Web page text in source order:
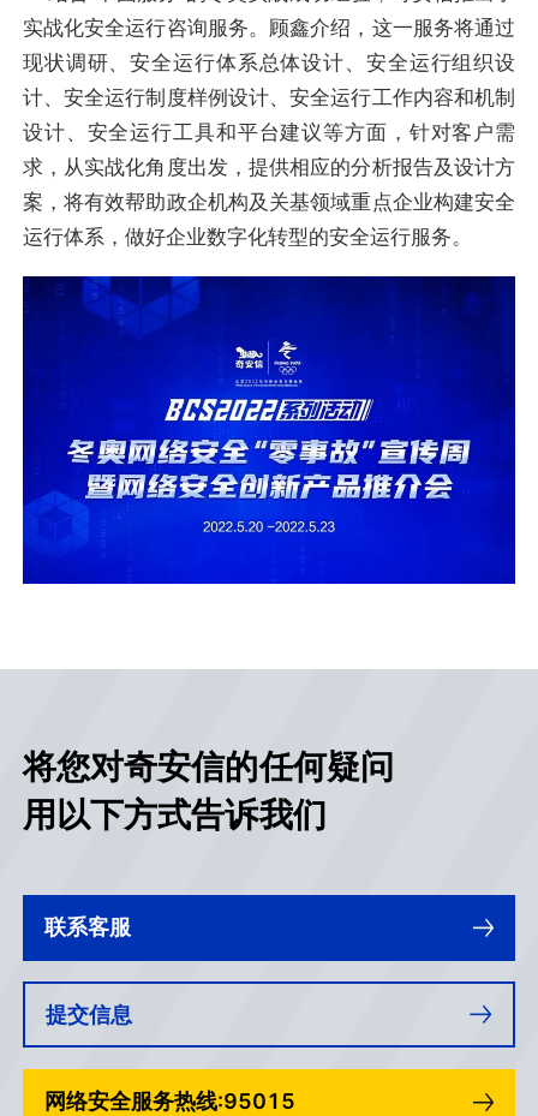
实战化安全运行咨询服务。顾鑫介绍，这一服务将通过
现状调研、安全运行体系总体设计、安全运行组织设
计、安全运行制度样例设计、安全运行工作内容和机制
设计、安全运行工具和平台建议等方面，针对客户需
求，从实战化角度出发，提供相应的分析报告及设计方
案，将有效帮助政企机构及关基领域重点企业构建安全
运行体系，做好企业数字化转型的安全运行服务。
将您对奇安信的任何疑问
用以下方式告诉我们
联系客服
提交信息
网络安全服务热线:95015